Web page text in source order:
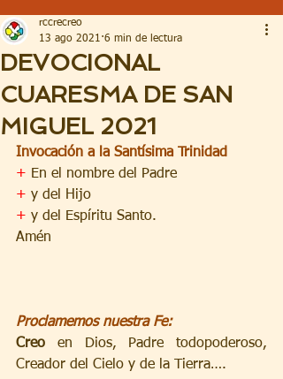
DEVOCIONAL
CUARESMA DE SAN
MIGUEL 2021
rccrecreo
13 ago 2021 6 min de lectura
Invocación a la Santísima Trinidad
+ En el nombre del Padre
+ y del Hijo
+ y del Espíritu Santo.
Amén
Proclamemos nuestra Fe:
Creo en Dios, Padre todopoderoso,
Creador del Cielo y de la Tierra….